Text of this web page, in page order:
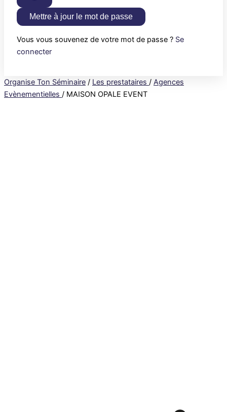
Mettre à jour le mot de passe
Vous vous souvenez de votre mot de passe ? Se
connecter
Organise Ton Séminaire / Les prestataires / Agences
Evènementielles / MAISON OPALE EVENT